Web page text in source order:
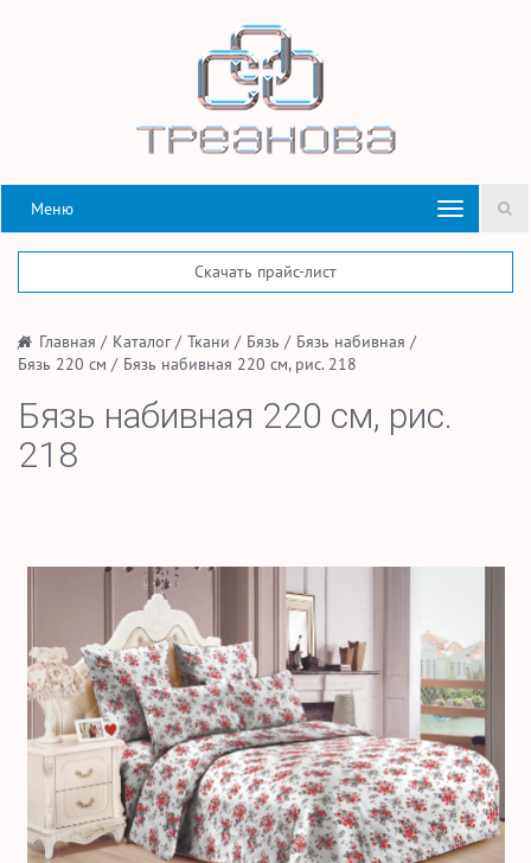
Меню
Скачать прайс-лист
/ Главная / Каталог/ Ткани / Бязь / Бязь набивная /
Бязь 220 см / Бязь набивная 220 см, рис. 218
Бязь набивная 220 см, рис.
218